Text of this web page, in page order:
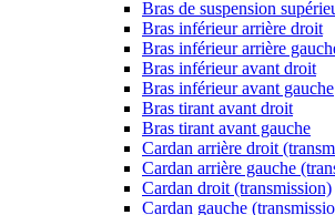
Bras de suspension
Bras inférieur arrière droit
Bras inférieur arrière
Bras inférieur avant droit
Bras inférieur avant gauche
Bras tirant avant droit
Bras tirant avant gauche
Cardan arrière droit
Cardan arrière gauche
Cardan droit (transmission)
Cardan gauche